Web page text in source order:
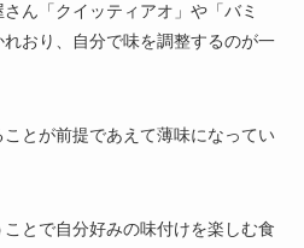
ん「クイッティアオ」や「バミ
おり、自分で味を調整するのが一
とが前提であえて薄味になってい
とで自分好みの味付けを楽しむ食